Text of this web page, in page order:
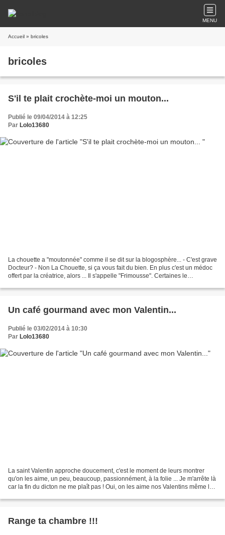
MENU
Accueil » bricoles
bricoles
S'il te plait crochète-moi un mouton...
Publié le 09/04/2014 à 12:25
Par Lolo13680
La chouette a "moutonnée" comme il se dit sur la blogosphère... - C'est grave
Docteur? - Non La Chouette, si ça vous fait du bien. En plus c'est un médoc
offert par la créatrice, alors ... Il s'appelle "Frimousse". Certaines le
Un café gourmand avec mon Valentin...
Publié le 03/02/2014 à 10:30
Par Lolo13680
La saint Valentin approche doucement, c'est le moment de leurs montrer
qu'on les aime, un peu, beaucoup, passionnément, à la folie ... Je m'arrête là
car la fin du dicton ne me plaît pas ! Oui, on les aime nos Valentins même les
Range ta chambre !!!